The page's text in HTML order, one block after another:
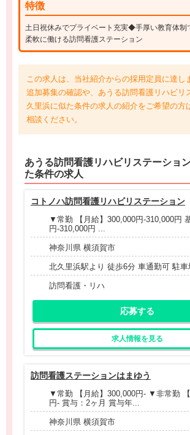
特徴
土日祝休みでプライベート充実◆手厚い教育体
柔軟に働ける訪問看護ステーション
この求人は、当社紹介からの採用定員に達し
追加募集の確認や、あうる訪問看護リハビリ
久里浜に似た条件の求人の紹介をご希望の方
相談ください。
あうる訪問看護リハビリステーショ
た条件の求人
コトノハ訪問看護リハビリステーション
▼常勤 【月給】300,000円-310,000円
円-310,000円 ...
神奈川県 横須賀市
北久里浜駅より 徒歩6分 車通勤可 駐車
訪問看護・リハ
応募する
求人情報を見る
訪問看護ステーションはまゆう
▼常勤 【月給】300,000円- ▼非常勤
円- 賞与：2ヶ月 賞与年...
神奈川県 横須賀市